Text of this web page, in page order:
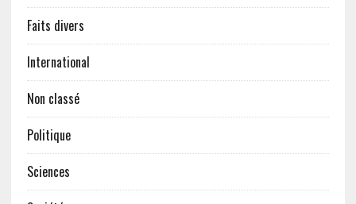
Faits divers
International
Non classé
Politique
Sciences